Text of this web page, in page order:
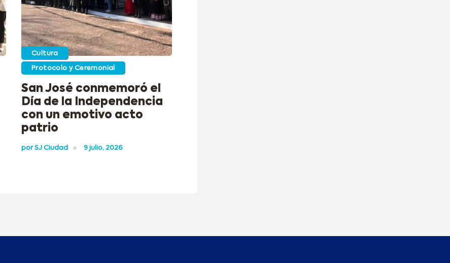
Cultura
Protocolo y Ceremonial
San José conmemoró el
Día de la Independencia
con un emotivo acto
patrio
porSJ Ciudad 9 julio, 2026